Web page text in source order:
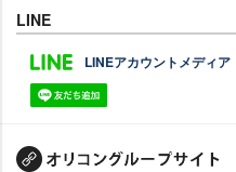
LINE
LINEアカウントメディア